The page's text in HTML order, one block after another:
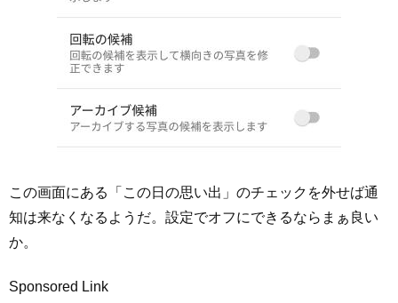
この画面にある「この日の思い出」のチェックを外せば通
知は来なくなるようだ。設定でオフにできるならまぁ良い
か。
Sponsored Link